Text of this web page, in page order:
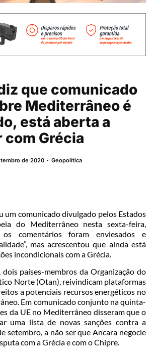
que comunicado
Mediterrâneo é
está aberta a
com Grécia
de 2020 Geopolítica
um comunicado divulgado pelos Estados
do Mediterrâneo nesta sexta-feira,
comentários foram enviesados e
mas acrescentou que ainda está
incondicionais com a Grécia.
dois países-membros da Organização do
Norte (Otan), reivindicam plataformas
a potenciais recursos energéticos no
Em comunicado conjunto na quinta-
da UE no Mediterrâneo disseram que o
uma lista de novas sanções contra a
setembro, a não ser que Ancara negocie
com a Grécia e com o Chipre.